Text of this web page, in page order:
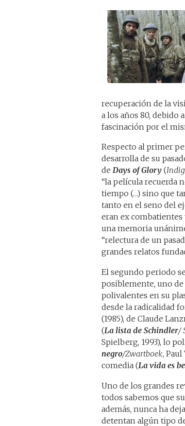
recuperación de la
a los años 80, debido
fascinación por el
Respecto al primer
desarrolla de su
de Days of Glory (
“la película recuerda
tiempo (…) sino que
tanto en el seno del
eran ex combatientes
una memoria
“relectura de un
grandes relatos
El segundo periodo
posiblemente, uno
polivalentes en su
desde la radicalidad
(1985), de Claude
(La lista de Schindler/
Spielberg, 1993), lo
negro/Zwartboek,
comedia (La vida es
Uno de los grandes
todos sabemos que
además, nunca ha
detentan algún tipo